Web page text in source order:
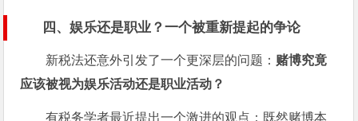
四、娱乐还是职业？一个被重新提起的争论
新税法还意外引发了一个更深层的问题： 赌博究竟
应该被视为娱乐活动还是职业活动？
有税务学者最近提出一个激进的观点：既然赌博本